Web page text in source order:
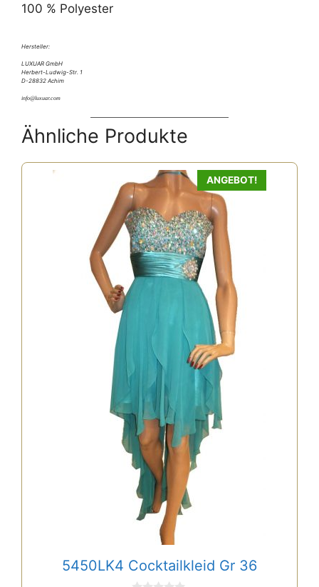
100 % Polyester
Hersteller:
LUXUAR GmbH
Herbert-Ludwig-Str. 1
D-28832 Achim
info@luxuar.com
Ähnliche Produkte
ANGEBOT!
5450LK4 Cocktailkleid Gr 36